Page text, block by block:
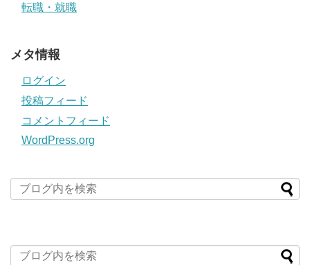
転職・就職
メタ情報
ログイン
投稿フィード
コメントフィード
WordPress.org